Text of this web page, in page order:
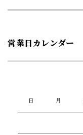
営業日カレンダー
日 月